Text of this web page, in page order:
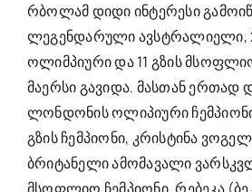
რბოლამ დიდი ინტერესი
ლეგენდარული ავსტრალიელი,
ოლიმპიური და 11 გზის
მაერსი გავიდა. მასთან ერთად
ლონდონის ოლიპიური
გზის ჩემპიონი, კრისტინა
ბრიტანელი ამომავალი